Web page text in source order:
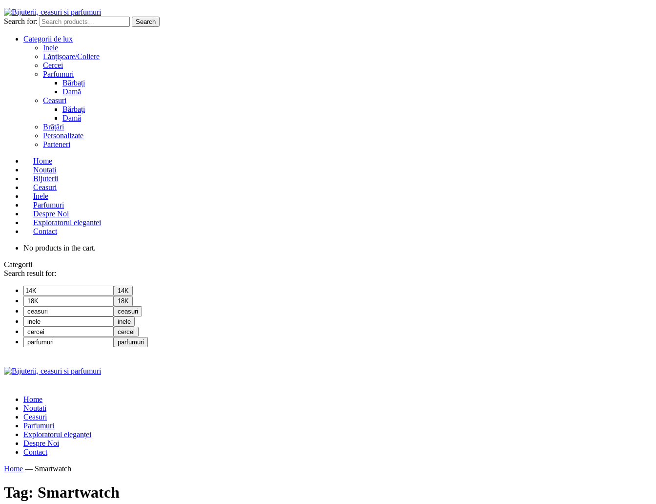
Search for: Search
Categorii de lux
Inele
Lănțișoare/Coliere
Cercei
Parfumuri
Bărbați
Damă
Ceasuri
Bărbați
Damă
Brățări
Personalizate
Parteneri
Home
Noutati
Bijuterii
Ceasuri
Inele
Parfumuri
Despre Noi
Exploratorul elegantei
Contact
No products in the cart.
Categorii
Search result for:
14K
18K
ceasuri
inele
cercei
parfumuri
Home
Noutati
Ceasuri
Parfumuri
Exploratorul eleganței
Despre Noi
Contact
Home — Smartwatch
Tag: Smartwatch